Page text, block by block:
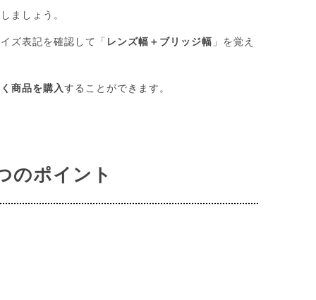
ましょう。
ズ表記を確認して「 レンズ幅＋ブリッジ幅 」を覚え
商品を購入することができます。
のポイント